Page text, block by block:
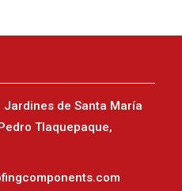
Jardines de Santa María
Tlaquepaque,